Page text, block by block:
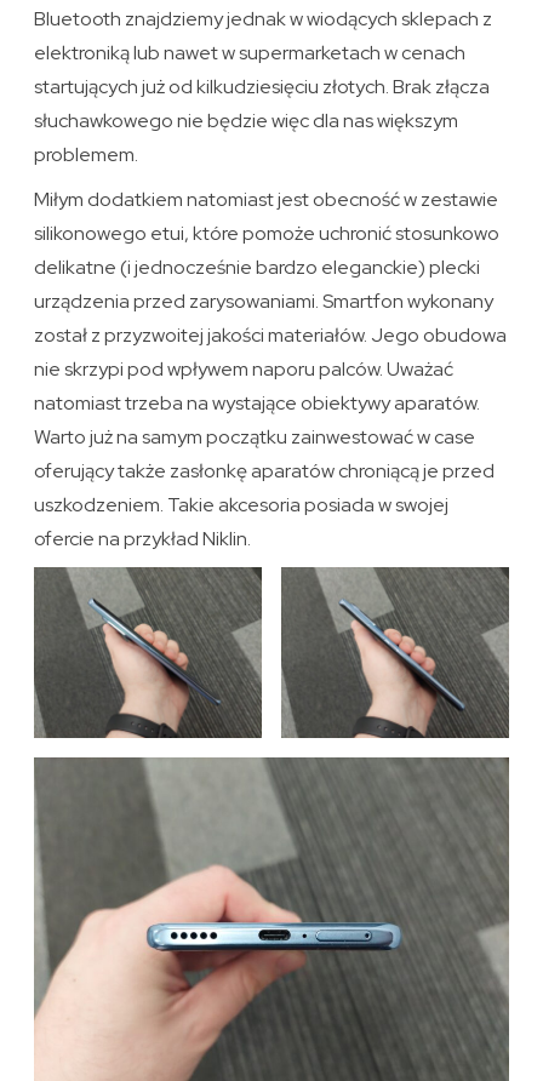
Bluetooth znajdziemy jednak w wiodących sklepach z
elektroniką lub nawet w supermarketach w cenach
startujących już od kilkudziesięciu złotych. Brak złącza
słuchawkowego nie będzie więc dla nas większym
problemem.
Miłym dodatkiem natomiast jest obecność w zestawie
silikonowego etui, które pomoże uchronić stosunkowo
delikatne (i jednocześnie bardzo eleganckie) plecki
urządzenia przed zarysowaniami. Smartfon wykonany
został z przyzwoitej jakości materiałów. Jego obudowa
nie skrzypi pod wpływem naporu palców. Uważać
natomiast trzeba na wystające obiektywy aparatów.
Warto już na samym początku zainwestować w case
oferujący także zasłonkę aparatów chroniącą je przed
uszkodzeniem. Takie akcesoria posiada w swojej
ofercie na przykład Niklin.